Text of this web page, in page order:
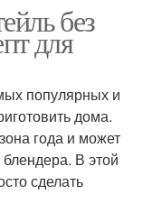
без
для
популярных и
дома.
года и может
В этой
сделать